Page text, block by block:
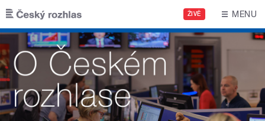
Přejít k hlavnímu obsahu
ŽIVĚ MENU